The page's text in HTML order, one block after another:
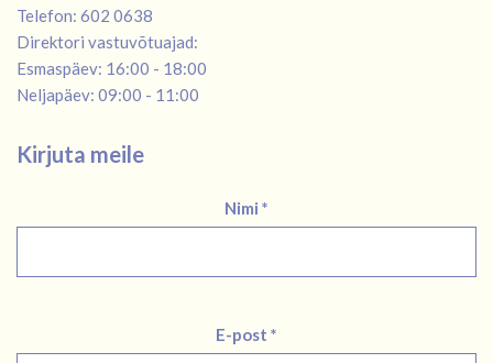
Telefon: 602 0638
Direktori vastuvõtuajad:
Esmaspäev: 16:00 - 18:00
Neljapäev: 09:00 - 11:00
Kirjuta meile
Nimi *
E-post *